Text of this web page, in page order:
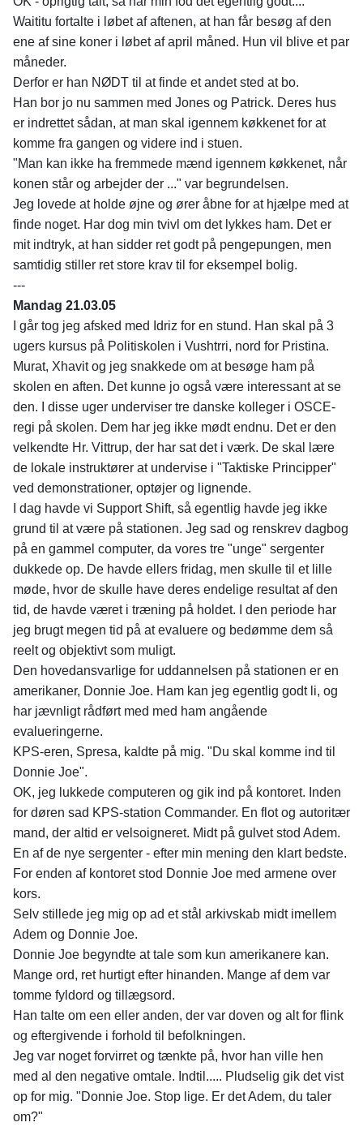
Waititu fortalte i løbet af aftenen, at han får besøg af den
ene af sine koner i løbet af april måned. Hun vil blive et par
måneder.
Derfor er han NØDT til at finde et andet sted at bo.
Han bor jo nu sammen med Jones og Patrick. Deres hus
er indrettet sådan, at man skal igennem køkkenet for at
komme fra gangen og videre ind i stuen.
"Man kan ikke ha fremmede mænd igennem køkkenet, når
konen står og arbejder der ..." var begrundelsen.
Jeg lovede at holde øjne og ører åbne for at hjælpe med at
finde noget. Har dog min tvivl om det lykkes ham. Det er
mit indtryk, at han sidder ret godt på pengepungen, men
samtidig stiller ret store krav til for eksempel bolig.
---
Mandag 21.03.05
I går tog jeg afsked med Idriz for en stund. Han skal på 3
ugers kursus på Politiskolen i Vushtrri, nord for Pristina.
Murat, Xhavit og jeg snakkede om at besøge ham på
skolen en aften. Det kunne jo også være interessant at se
den. I disse uger underviser tre danske kolleger i OSCE-
regi på skolen. Dem har jeg ikke mødt endnu. Det er den
velkendte Hr. Vittrup, der har sat det i værk. De skal lære
de lokale instruktører at undervise i "Taktiske Principper"
ved demonstrationer, optøjer og lignende.
I dag havde vi Support Shift, så egentlig havde jeg ikke
grund til at være på stationen. Jeg sad og renskrev dagbog
på en gammel computer, da vores tre "unge" sergenter
dukkede op. De havde ellers fridag, men skulle til et lille
møde, hvor de skulle have deres endelige resultat af den
tid, de havde været i træning på holdet. I den periode har
jeg brugt megen tid på at evaluere og bedømme dem så
reelt og objektivt som muligt.
Den hovedansvarlige for uddannelsen på stationen er en
amerikaner, Donnie Joe. Ham kan jeg egentlig godt li, og
har jævnligt rådført med med ham angående
evalueringerne.
KPS-eren, Spresa, kaldte på mig. "Du skal komme ind til
Donnie Joe".
OK, jeg lukkede computeren og gik ind på kontoret. Inden
for døren sad KPS-station Commander. En flot og autoritær
mand, der altid er velsoigneret. Midt på gulvet stod Adem.
En af de nye sergenter - efter min mening den klart bedste.
For enden af kontoret stod Donnie Joe med armene over
kors.
Selv stillede jeg mig op ad et stål arkivskab midt imellem
Adem og Donnie Joe.
Donnie Joe begyndte at tale som kun amerikanere kan.
Mange ord, ret hurtigt efter hinanden. Mange af dem var
tomme fyldord og tillægsord.
Han talte om een eller anden, der var doven og alt for flink
og eftergivende i forhold til befolkningen.
Jeg var noget forvirret og tænkte på, hvor han ville hen
med al den negative omtale. Indtil..... Pludselig gik det vist
op for mig. "Donnie Joe. Stop lige. Er det Adem, du taler
om?"